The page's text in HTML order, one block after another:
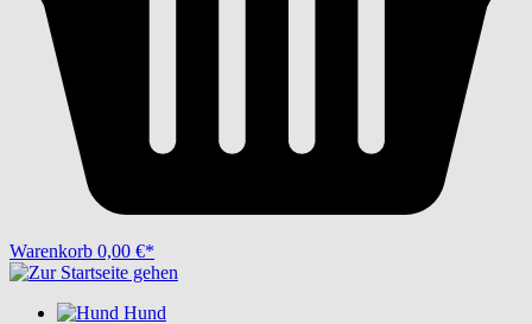
Warenkorb 0,00 €*
Hund